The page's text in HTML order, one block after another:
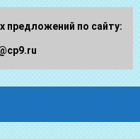
предложений по сайту: